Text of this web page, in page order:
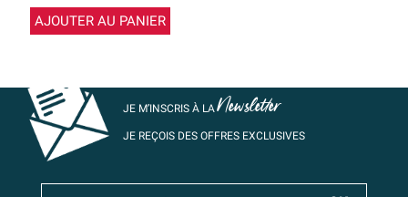
AJOUTER AU PANIER
JE M’INSCRIS À LANewsletter
JE REÇOIS DES OFFRES EXCLUSIVES